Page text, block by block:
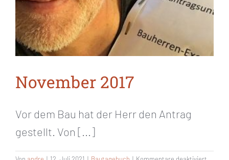
November 2017
Vor dem Bau hat der Herr den Antrag
gestellt. Von [...]